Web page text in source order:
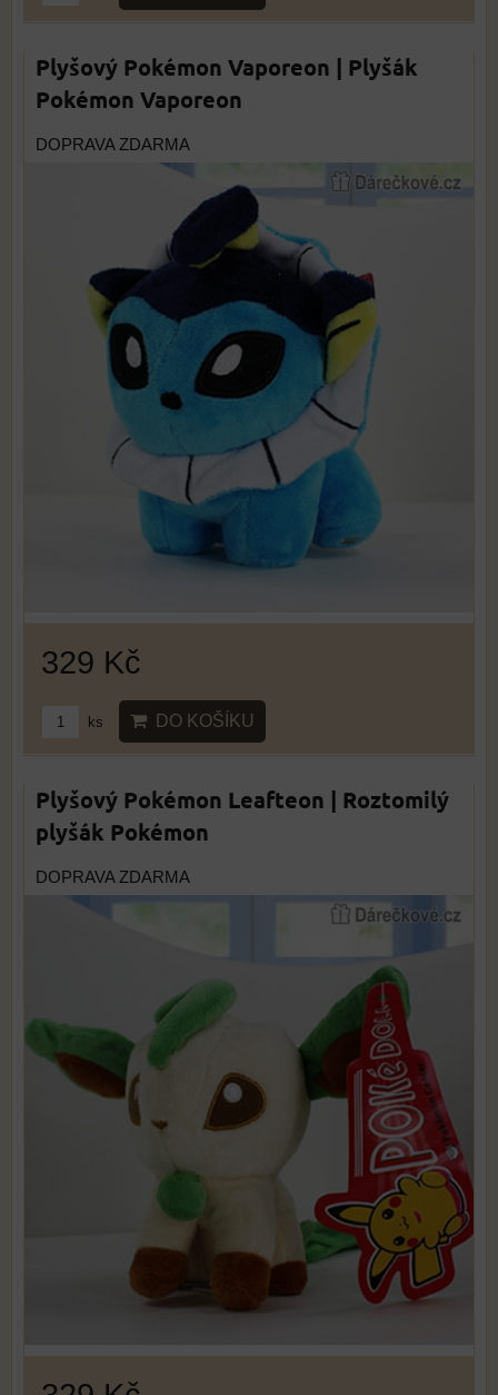
Plyšový Pokémon Vaporeon | Plyšák
Pokémon Vaporeon
DOPRAVA ZDARMA
329 Kč
ks DO KOŠÍKU
Plyšový Pokémon Leafteon | Roztomilý
plyšák Pokémon
DOPRAVA ZDARMA